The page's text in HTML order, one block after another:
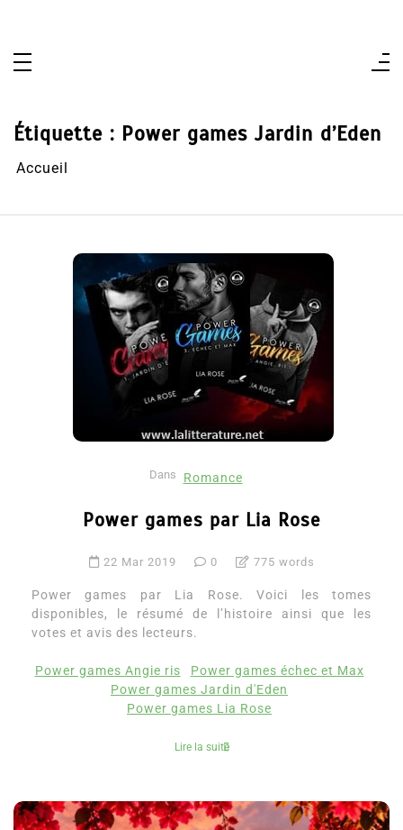
Étiquette : Power games Jardin d’Eden
Accueil
Dans Romance
Power games par Lia Rose
22 Mar 2019 0 775 words
Power games par Lia Rose. Voici les tomes
disponibles, le résumé de l’histoire ainsi que les
votes et avis des lecteurs.
Power games Angie ris
Power games échec et Max
Power games Jardin d'Eden
Power games Lia Rose
Lire la suite